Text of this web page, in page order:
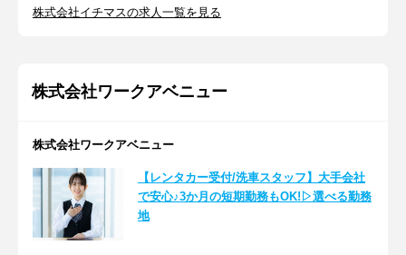
株式会社イチマスの求人一覧を見る
株式会社ワークアベニュー
株式会社ワークアベニュー
【レンタカー受付/洗車スタッフ】大手会社
で安心♪3か月の短期勤務もOK!▷選べる勤務
地